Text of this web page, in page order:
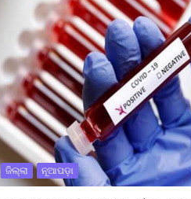
ଜିଲ୍ଲା ନୂଆପଡ଼ା